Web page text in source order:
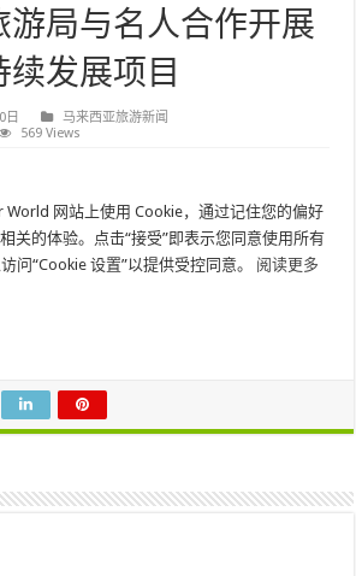
游局与名人合作开展
发展项目
日
马来西亚旅游新闻
569 Views
World 网站上使用 Cookie，通过记住您的偏好
关的体验。点击“接受”即表示您同意使用所有
问“Cookie 设置”以提供受控同意。 阅读更多